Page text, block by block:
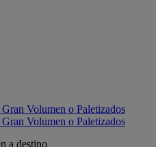
Volumen o Paletizados
Volumen o Paletizados